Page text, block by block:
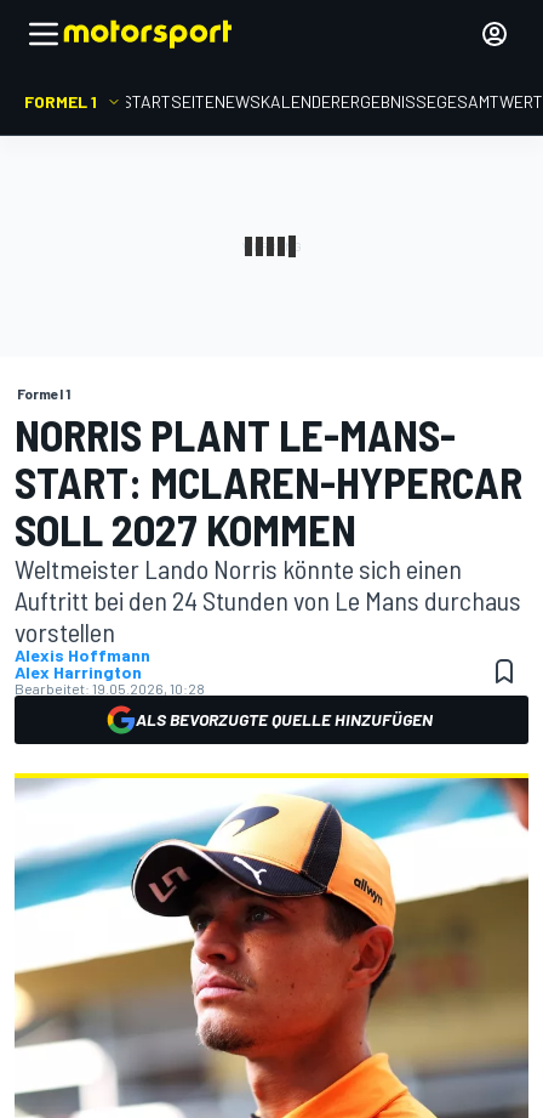
FORMEL 1 STARTSEITENEWSKALENDERERGEBNISSE
Formel 1
NORRIS PLANT LE-MANS-
START: MCLAREN-HYPERCAR
SOLL 2027 KOMMEN
Weltmeister Lando Norris könnte sich einen
Auftritt bei den 24 Stunden von Le Mans durchaus
vorstellen
Alexis Hoffmann
Alex Harrington
Bearbeitet: 19.05.2026, 10:28
ALS BEVORZUGTE QUELLE HINZUFÜGEN